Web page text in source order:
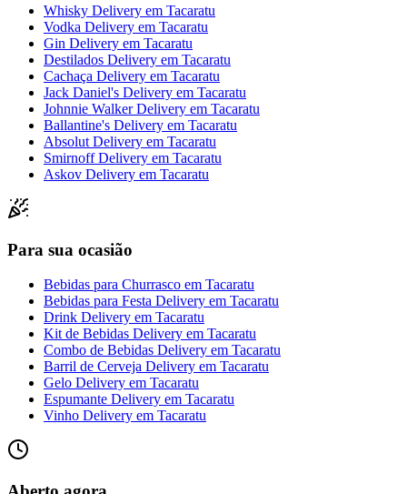
Whisky Delivery em Tacaratu
Vodka Delivery em Tacaratu
Gin Delivery em Tacaratu
Destilados Delivery em Tacaratu
Cachaça Delivery em Tacaratu
Jack Daniel's Delivery em Tacaratu
Johnnie Walker Delivery em Tacaratu
Ballantine's Delivery em Tacaratu
Absolut Delivery em Tacaratu
Smirnoff Delivery em Tacaratu
Askov Delivery em Tacaratu
Para sua ocasião
Bebidas para Churrasco em Tacaratu
Bebidas para Festa Delivery em Tacaratu
Drink Delivery em Tacaratu
Kit de Bebidas Delivery em Tacaratu
Combo de Bebidas Delivery em Tacaratu
Barril de Cerveja Delivery em Tacaratu
Gelo Delivery em Tacaratu
Espumante Delivery em Tacaratu
Vinho Delivery em Tacaratu